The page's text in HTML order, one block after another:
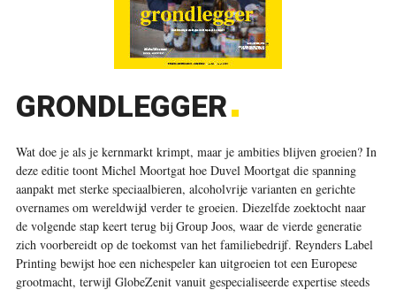
GRONDLEGGER
Wat doe je als je kernmarkt krimpt, maar je ambities blijven groeien? In
deze editie toont Michel Moortgat hoe Duvel Moortgat die spanning
aanpakt met sterke speciaalbieren, alcoholvrije varianten en gerichte
overnames om wereldwijd verder te groeien. Diezelfde zoektocht naar
de volgende stap keert terug bij Group Joos, waar de vierde generatie
zich voorbereidt op de toekomst van het familiebedrijf. Reynders Label
Printing bewijst hoe een nichespeler kan uitgroeien tot een Europese
grootmacht, terwijl GlobeZenit vanuit gespecialiseerde expertise steeds